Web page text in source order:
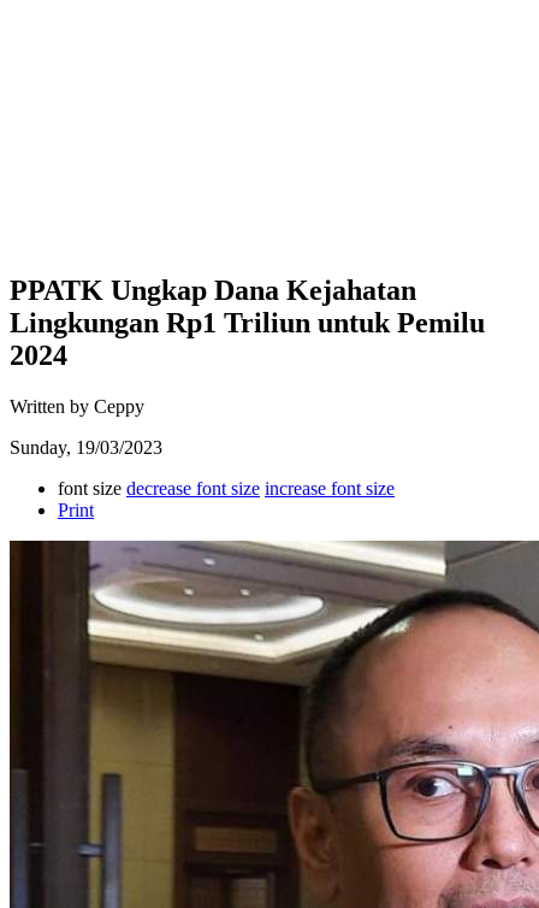
PPATK Ungkap Dana Kejahatan
Lingkungan Rp1 Triliun untuk Pemilu
2024
Written by Ceppy
Sunday, 19/03/2023
font size decrease font size increase font size
Print